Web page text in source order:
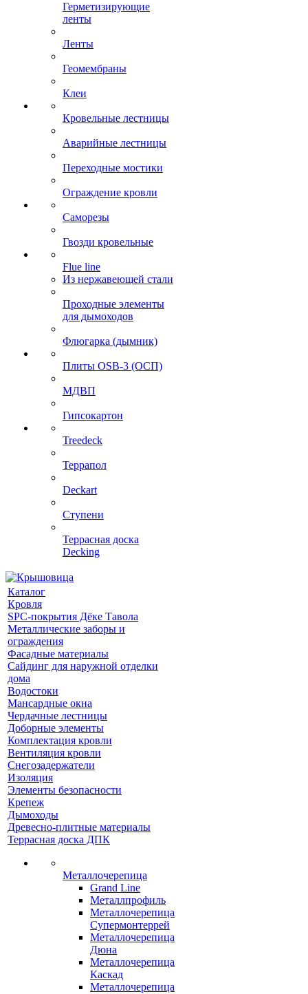
Герметизирующие
ленты
Ленты
Геомембраны
Клеи
Кровельные лестницы
Аварийные лестницы
Переходные мостики
Ограждение кровли
Саморезы
Гвозди кровельные
Flue line
Из нержавеющей стали
Проходные элементы
для дымоходов
Флюгарка (дымник)
Плиты OSB-3 (ОСП)
МДВП
Гипсокартон
Treedeck
Террапол
Deckart
Ступени
Террасная доска
Decking
Каталог
Кровля
SPC-покрытия Дёке Тавола
Металлические заборы и
ограждения
Фасадные материалы
Сайдинг для наружной отделки
дома
Водостоки
Мансардные окна
Чердачные лестницы
Доборные элементы
Комплектация кровли
Вентиляция кровли
Снегозадержатели
Изоляция
Элементы безопасности
Крепеж
Дымоходы
Древесно-плитные материалы
Террасная доска ДПК
Металлочерепица
Grand Line
Металлпрофиль
Металлочерепица
Супермонтеррей
Металлочерепица
Дюна
Металлочерепица
Каскад
Металлочерепица